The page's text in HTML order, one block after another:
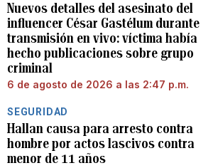
Nuevos detalles del asesinato del
influencer César Gastélum durante
transmisión en vivo: víctima había
hecho publicaciones sobre grupo
criminal
6 de agosto de 2026 a las 2:47 p.m.
SEGURIDAD
Hallan causa para arresto contra
hombre por actos lascivos contra
menor de 11 años